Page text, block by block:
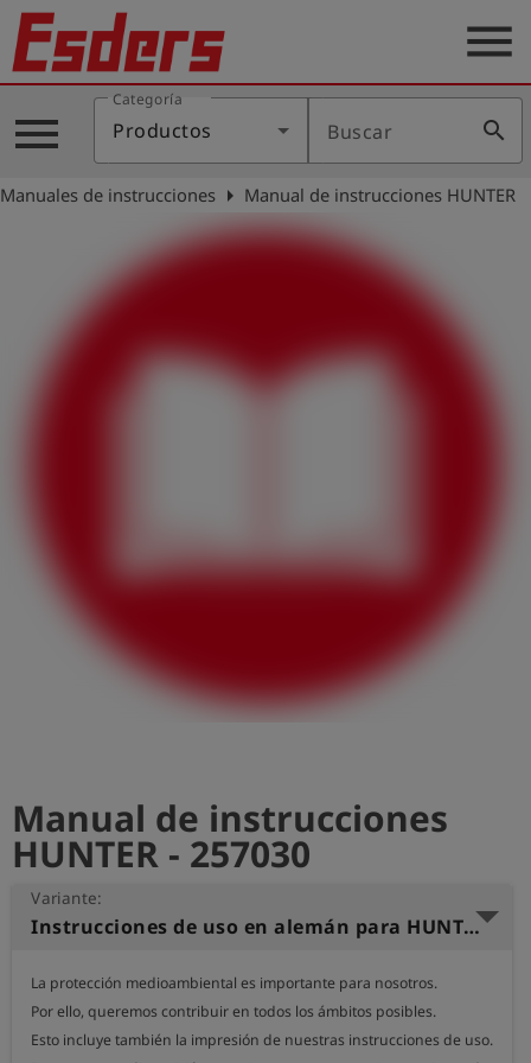
Productos
Blog
Aplicaciones
Empresa
Registro
menu
menu
Categoría
Productos Buscar search
Manuales de instrucciones arrow_right Manual de instrucciones HUNTER
Manual de instrucciones
HUNTER - 257030
Variante:
Instrucciones de uso en alemán para HUNTER NGP
La protección medioambiental es importante para nosotros.
Por ello, queremos contribuir en todos los ámbitos posibles.
Esto incluye también la impresión de nuestras instrucciones de uso.